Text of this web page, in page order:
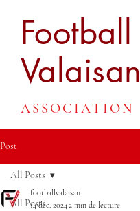
Football
Valaisan
ASSOCIATION
Post
All Posts
All Posts
footballvalaisan
14 déc. 20242 min de lecture